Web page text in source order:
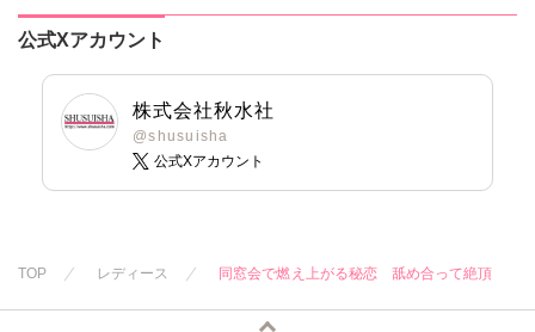
公式Xアカウント
株式会社秋水社
@shusuisha
公式Xアカウント
TOP レディース 同窓会で燃え上がる秘恋 舐め合って絶頂